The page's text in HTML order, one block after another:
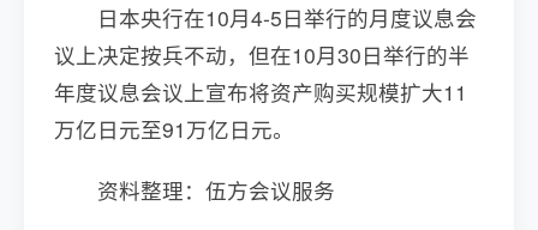
日本央行在10月4-5日举行的月度议息会
议上决定按兵不动，但在10月30日举行的半
年度议息会议上宣布将资产购买规模扩大11
万亿日元至91万亿日元。
资料整理：伍方会议服务